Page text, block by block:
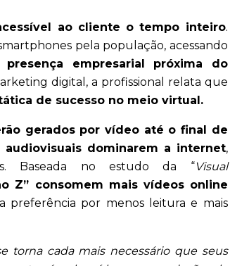
ao cliente o tempo inteiro.
pela população, acessando
presença empresarial próxima do
digital, a profissional relata que
de sucesso no meio virtual.
gerados por vídeo até o final de
dominarem a internet,
Baseada no estudo da “Visual
Z” consomem mais vídeos online
preferência por menos leitura e mais
torna cada mais necessário que seus